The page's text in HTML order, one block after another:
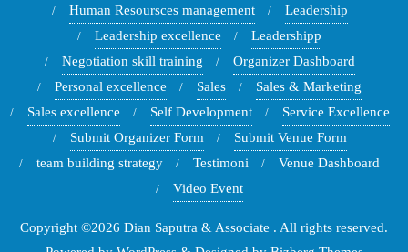
Human Resoursces management
Leadership
Leadership excellence
Leadershipp
Negotiation skill training
Organizer Dashboard
Personal excellence
Sales
Sales & Marketing
Sales excellence
Self Development
Service Excellence
Submit Organizer Form
Submit Venue Form
team building strategy
Testimoni
Venue Dashboard
Video Event
Copyright ©2026 Dian Saputra & Associate . All rights reserved.